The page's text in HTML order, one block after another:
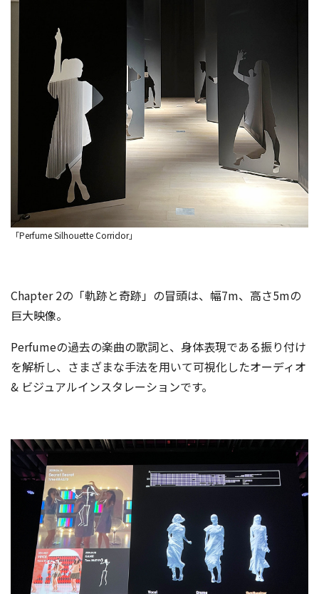
「Perfume Silhouette Corridor」
Chapter 2の「軌跡と奇跡」の冒頭は、幅7m、高さ5mの
巨大映像。
Perfumeの過去の楽曲の歌詞と、身体表現である振り付け
を解析し、さまざまな手法を用いて可視化したオーディオ
& ビジュアルインスタレーションです。